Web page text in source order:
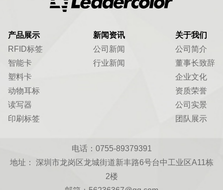
产品展示
RFID标签
智能卡
塑料卡
动物耳标
读写器
印刷标签
新闻资讯
公司新闻
行业新闻
关于我们
公司简介
董事长致辞
企业文化
资质荣誉
公司实景
团队展示
电话：0755-89379391
地址： 深圳市龙岗区龙城街道新丰路6号台中工业区A11栋
2楼